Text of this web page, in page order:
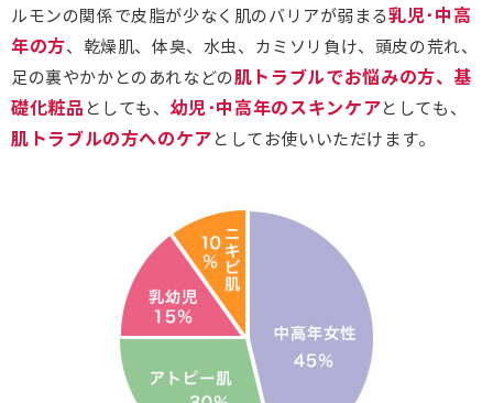
ルモンの関係で皮脂が少なく肌のバリアが弱まる乳児･中高
年の方、乾燥肌、体臭、水虫、カミソリ負け、頭皮の荒れ、
足の裏やかかとのあれなどの肌トラブルでお悩みの方、基
礎化粧品 としても、 幼児･中高年のスキンケアとしても、
肌トラブルの方へのケア としてお使いいただけます。